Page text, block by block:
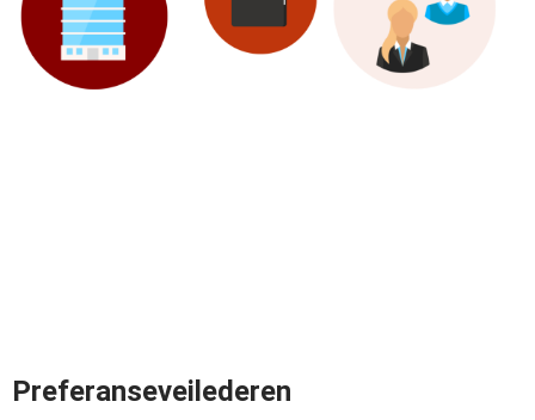
Preferanseveilederen